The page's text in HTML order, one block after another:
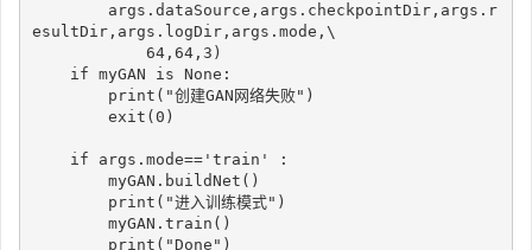
        args
. dataSource , args . checkpointDir, args . r
esultDir, args . logDir, args . mode , \
64, 64, 3 )
if myGAN is None :
print ( "创建GAN网络失败" )
        exit
( 0 )
if args . mode=='train'
:
        myGAN
. buildNet ( )
print ( "进入训练模式" )
        myGAN
. train ( )
print ( "Done" )